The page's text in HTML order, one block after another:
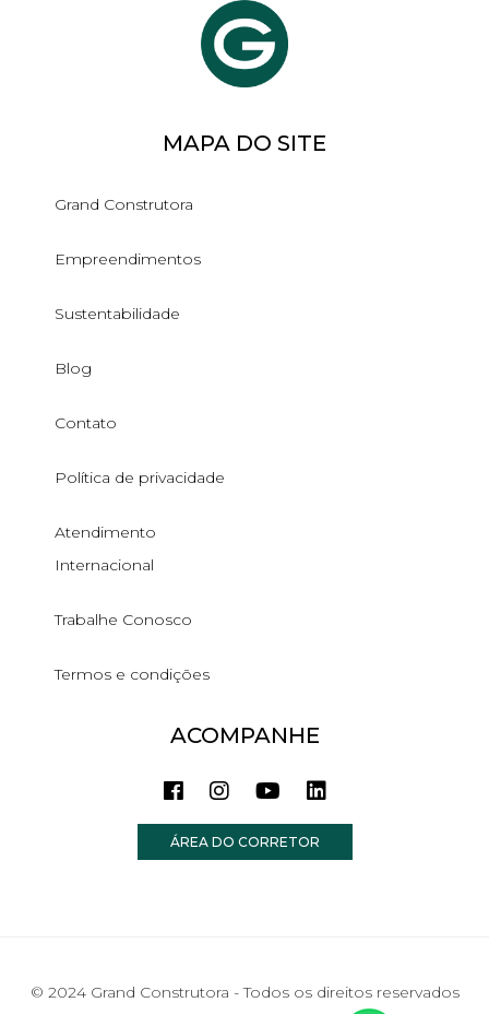
MAPA DO SITE
Grand Construtora
Empreendimentos
Sustentabilidade
Blog
Contato
Política de privacidade
Atendimento
Internacional
Trabalhe Conosco
Termos e condições
ACOMPANHE
ÁREA DO CORRETOR
© 2024 Grand Construtora - Todos os direitos reservados